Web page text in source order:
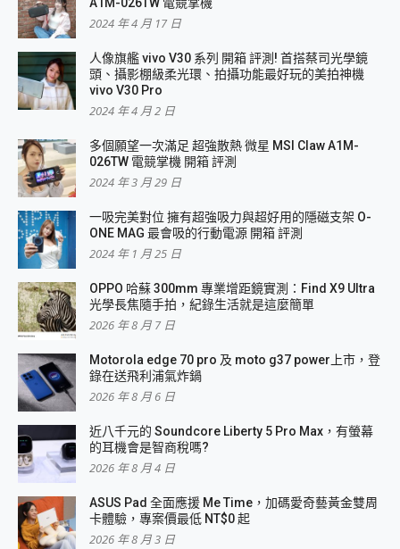
2024 年 4 月 17 日
人像旗艦 vivo V30 系列 開箱 評測! 首搭蔡司光學鏡
頭、攝影棚級柔光環、拍攝功能最好玩的美拍神機
vivo V30 Pro
2024 年 4 月 2 日
多個願望一次滿足 超強散熱 微星 MSI Claw A1M-
026TW 電競掌機 開箱 評測
2024 年 3 月 29 日
一吸完美對位 擁有超強吸力與超好用的隱磁支架 O-
ONE MAG 最會吸的行動電源 開箱 評測
2024 年 1 月 25 日
OPPO 哈蘇 300mm 專業增距鏡實測：Find X9 Ultra
光學長焦隨手拍，紀錄生活就是這麼簡單
2026 年 8 月 7 日
Motorola edge 70 pro 及 moto g37 power上市，登
錄在送飛利浦氣炸鍋
2026 年 8 月 6 日
近八千元的 Soundcore Liberty 5 Pro Max，有螢幕
的耳機會是智商稅嗎?
2026 年 8 月 4 日
ASUS Pad 全面應援 Me Time，加碼愛奇藝黃金雙周
卡體驗，專案價最低 NT$0 起
2026 年 8 月 3 日